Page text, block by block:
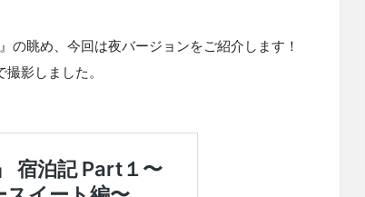
の眺め、今回は夜バージョンをご紹介します！
影しました。